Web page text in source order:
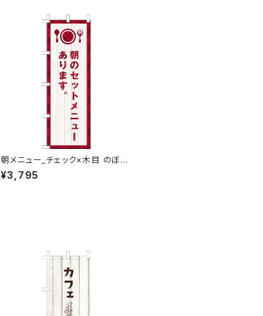
朝メニュー_チェック×木目 のぼり
旗
¥3,795